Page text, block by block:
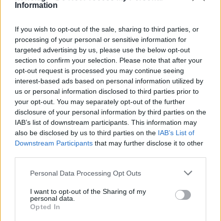
Information
If you wish to opt-out of the sale, sharing to third parties, or
processing of your personal or sensitive information for
targeted advertising by us, please use the below opt-out
section to confirm your selection. Please note that after your
opt-out request is processed you may continue seeing
interest-based ads based on personal information utilized by
us or personal information disclosed to third parties prior to
your opt-out. You may separately opt-out of the further
disclosure of your personal information by third parties on the
IAB’s list of downstream participants. This information may
also be disclosed by us to third parties on the IAB’s List of
Downstream Participants that may further disclose it to other
Please note that this website/app uses one or more Google
not limited to your visit or usage behaviour. You may click to
grant or deny consent to Google and its third-party tags to
use your data for below specified purposes in below Google
Personal Data Processing Opt Outs
I want to opt-out of the Sharing of my
personal data.
Opted In
ερμηνεύει η Κατερίνα Λιόλιου
4Σέρρες: Βίντεο ντοκουμέντο από το
τροχαίο με νεκρούς μητέρα και γιο – Ο
οδηγός του φορτηγού κατέγραψε τη
σύγκρουση
5Έρχεται τριήμερο με 40άρια και ισχυρά
μελτέμια - Οι περιοχές που θα είναι πιο
έντονα τα φαινόμενα
Πιο σχολιασμένα
Έφυγαν οι συνεργάτες, μένει η Μαρία
Καρυστιανού - Η επόμενη μέρα για την
«Ελπίδα για τη Δημοκρατία»
Canadair 515: Οι πρώτες εικόνες από την
κατασκευή του αεροσκάφους που θα
επιχειρεί και τη νύχτα στα μέτωπα της